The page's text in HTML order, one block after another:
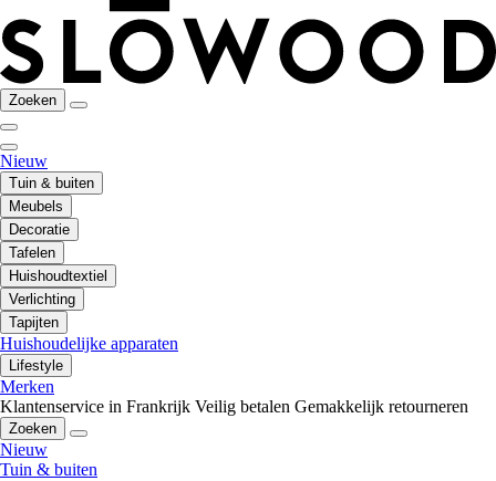
Zoeken
Nieuw
Tuin & buiten
Meubels
Decoratie
Tafelen
Huishoudtextiel
Verlichting
Tapijten
Huishoudelijke apparaten
Lifestyle
Merken
Klantenservice in Frankrijk Veilig betalen Gemakkelijk retourneren
Zoeken
Nieuw
Tuin & buiten